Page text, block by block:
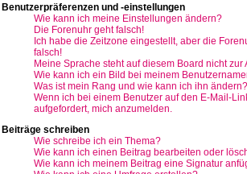
Benutzerpräferenzen und -einstellungen
Wie kann ich meine Einstellungen ändern?
Die Forenuhr geht falsch!
Ich habe die Zeitzone eingestellt, aber die
falsch!
Meine Sprache steht auf diesem Board nicht zur
Wie kann ich ein Bild bei meinem
Was ist mein Rang und wie kann ich ihn ändern?
Wenn ich bei einem Benutzer auf den E-Mail-
aufgefordert, mich anzumelden.
Beiträge schreiben
Wie schreibe ich ein Thema?
Wie kann ich einen Beitrag bearbeiten oder
Wie kann ich meinem Beitrag eine Signatur